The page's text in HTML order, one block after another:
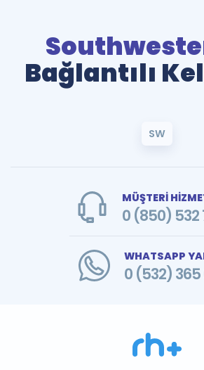
Bağlantılı
SW
MÜŞTERİ
0 (850) 532
WHATSAPP
0 (532) 365